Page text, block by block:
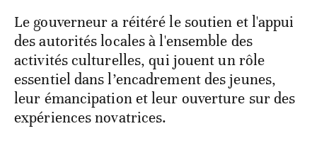
Le gouverneur a réitéré le soutien et l'appui
des autorités locales à l'ensemble des
activités culturelles, qui jouent un rôle
essentiel dans l’encadrement des jeunes,
leur émancipation et leur ouverture sur des
expériences novatrices.